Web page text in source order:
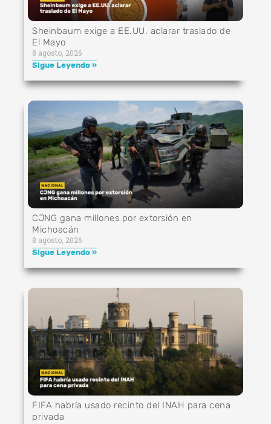
Sheinbaum exige a EE.UU. aclarar traslado de
El Mayo
8 agosto, 2026
Sigue Leyendo »
CJNG gana millones por extorsión en
Michoacán
8 agosto, 2026
Sigue Leyendo »
FIFA habría usado recinto del INAH para cena
privada